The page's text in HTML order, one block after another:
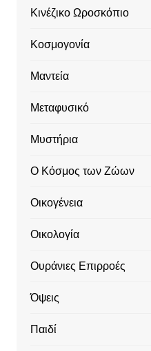
Κινέζικο Ωροσκόπιο
Κοσμογονία
Μαντεία
Μεταφυσικό
Μυστήρια
Ο Κόσμος των Ζώων
Οικογένεια
Οικολογία
Ουράνιες Επιρροές
Όψεις
Παιδί